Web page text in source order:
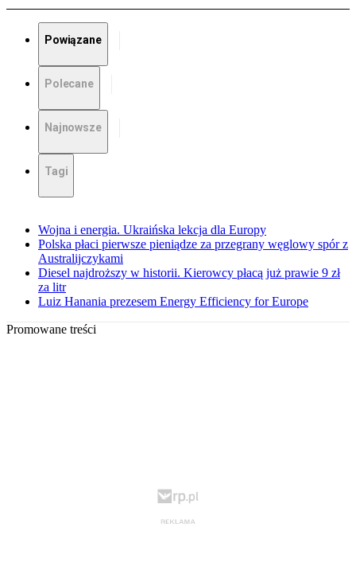
Powiązane
Polecane
Najnowsze
Tagi
Wojna i energia. Ukraińska lekcja dla Europy
Polska płaci pierwsze pieniądze za przegrany węglowy spór z
Australijczykami
Diesel najdroższy w historii. Kierowcy płacą już prawie 9 zł
za litr
Luiz Hanania prezesem Energy Efficiency for Europe
Promowane treści